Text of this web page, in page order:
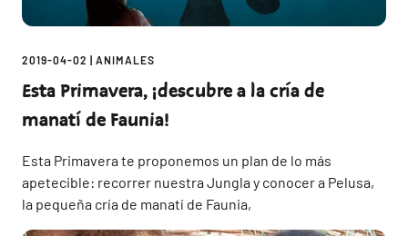
2019-04-02 | ANIMALES
Esta Primavera, ¡descubre a la cría de
manatí de Faunia!
Esta Primavera te proponemos un plan de lo más
apetecible: recorrer nuestra Jungla y conocer a Pelusa,
la pequeña cría de manatí de Faunia,